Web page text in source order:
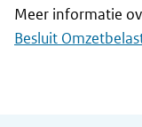
Meer informatie
Besluit